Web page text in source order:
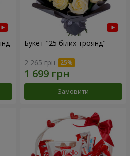
Букет "25 білих троянд"
2 265 грн
Замовити